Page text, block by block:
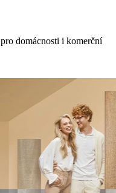
domácnosti i komerční